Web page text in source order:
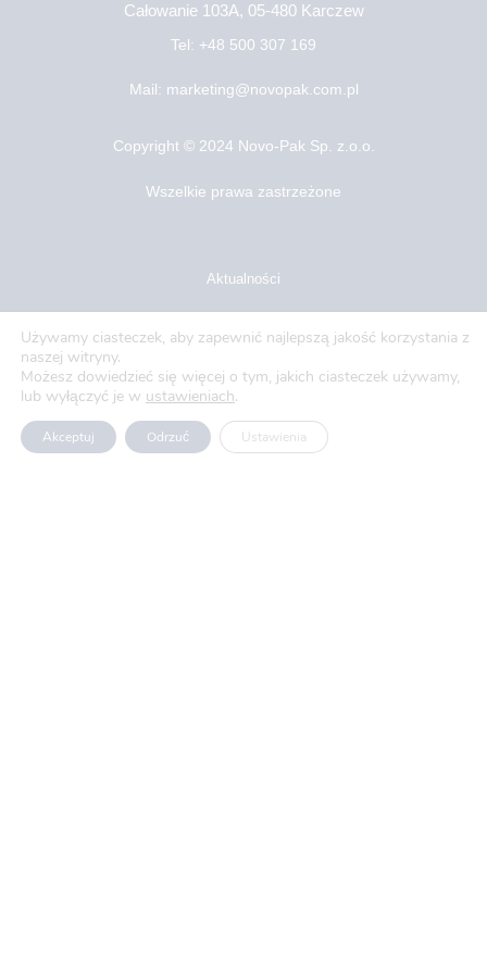
Całowanie 103A, 05-480 Karczew
Tel: +48 500 307 169
Mail: marketing@novopak.com.pl
Copyright © 2024 Novo-Pak Sp. z.o.o.
Wszelkie prawa zastrzeżone
Aktualności
Oferty pracy
Polityka prywatności
Używamy ciasteczek, aby zapewnić najlepszą jakość korzystania z
naszej witryny.
Możesz dowiedzieć się więcej o tym, jakich ciasteczek używamy,
lub wyłączyć je w ustawieniach.
Akceptuj Odrzuć Ustawienia